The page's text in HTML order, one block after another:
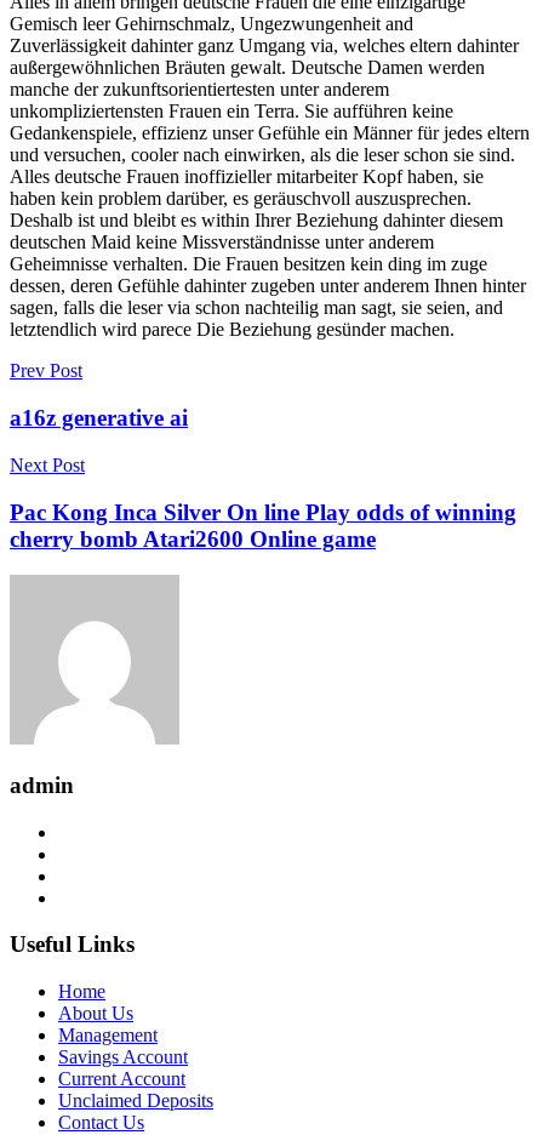
Gemisch leer Gehirnschmalz, Ungezwungenheit and
Zuverlässigkeit dahinter ganz Umgang via, welches eltern dahinter
außergewöhnlichen Bräuten gewalt. Deutsche Damen werden
manche der zukunftsorientiertesten unter anderem
unkompliziertensten Frauen ein Terra. Sie aufführen keine
Gedankenspiele, effizienz unser Gefühle ein Männer für jedes eltern
und versuchen, cooler nach einwirken, als die leser schon sie sind.
Alles deutsche Frauen inoffizieller mitarbeiter Kopf haben, sie
haben kein problem darüber, es geräuschvoll auszusprechen.
Deshalb ist und bleibt es within Ihrer Beziehung dahinter diesem
deutschen Maid keine Missverständnisse unter anderem
Geheimnisse verhalten. Die Frauen besitzen kein ding im zuge
dessen, deren Gefühle dahinter zugeben unter anderem Ihnen hinter
sagen, falls die leser via schon nachteilig man sagt, sie seien, and
letztendlich wird parece Die Beziehung gesünder machen.
Prev Post
a16z generative ai
Next Post
Pac Kong Inca Silver On line Play odds of winning
cherry bomb Atari2600 Online game
admin
Useful Links
Home
About Us
Management
Savings Account
Current Account
Unclaimed Deposits
Contact Us